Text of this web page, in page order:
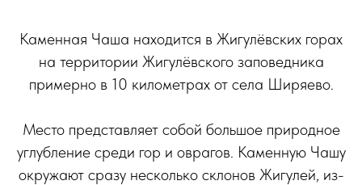
Каменная Чаша находится в Жигулёвских горах
на территории Жигулёвского заповедника
примерно в 10 километрах от села Ширяево.
Место представляет собой большое природное
углубление среди гор и оврагов. Каменную Чашу
окружают сразу несколько склонов Жигулей, из-